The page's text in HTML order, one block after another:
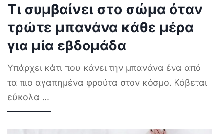
Τι συμβαίνει στο σώμα όταν
τρώτε μπανάνα κάθε μέρα
για μία εβδομάδα
Υπάρχει κάτι που κάνει την μπανάνα ένα από
τα πιο αγαπημένα φρούτα στον κόσμο. Κόβεται
εύκολα ...